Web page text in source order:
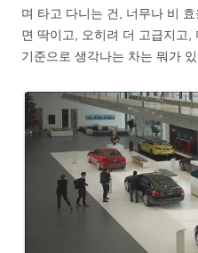
며 타고 다니는 건, 너무나 비
면 딱이고, 오히려 더 고급지고,
기준으로 생각나는 차는 뭐가 있